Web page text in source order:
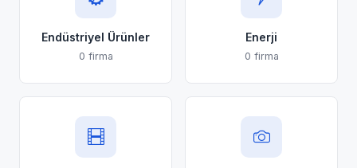
Endüstriyel Ürünler
0 firma
Enerji
0 firma